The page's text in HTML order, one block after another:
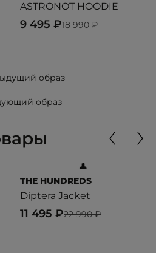
ASTRONOT HOODIE
18 990 ₽
9 495 ₽
образ
образ
THE HUNDREDS
Diptera Jacket
22 990 ₽
11 495 ₽